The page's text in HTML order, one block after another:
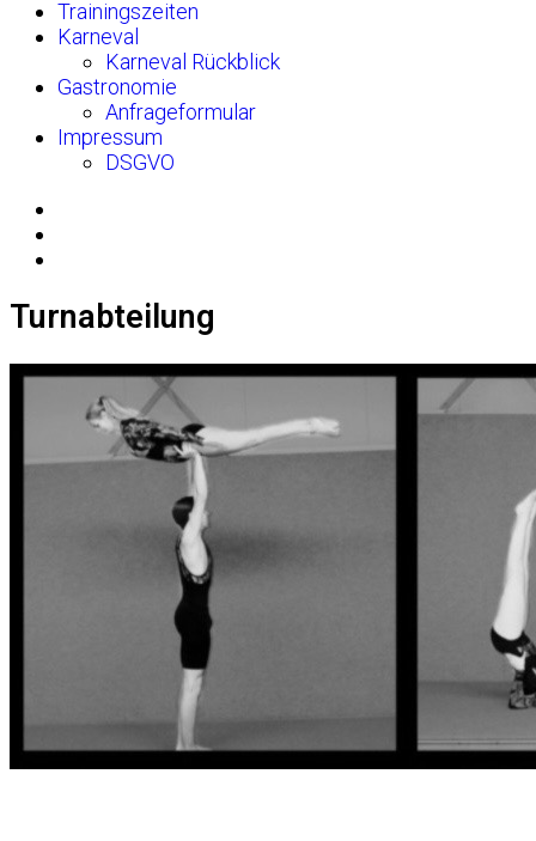
Trainingszeiten
Karneval
Karneval Rückblick
Gastronomie
Anfrageformular
Impressum
DSGVO
Turnabteilung